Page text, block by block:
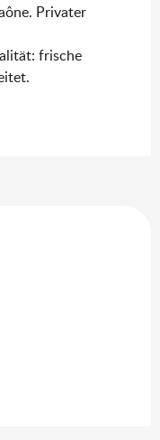
Privater
frische